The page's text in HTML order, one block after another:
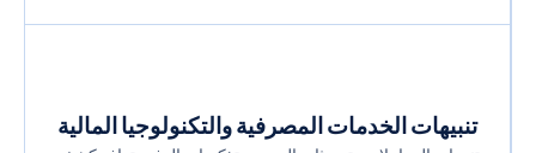
تنبيهات الخدمات المصرفية والتكنولوجيا المالية